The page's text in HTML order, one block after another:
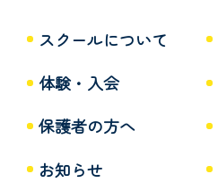
スクールについて
体験・入会
保護者の方へ
お知らせ